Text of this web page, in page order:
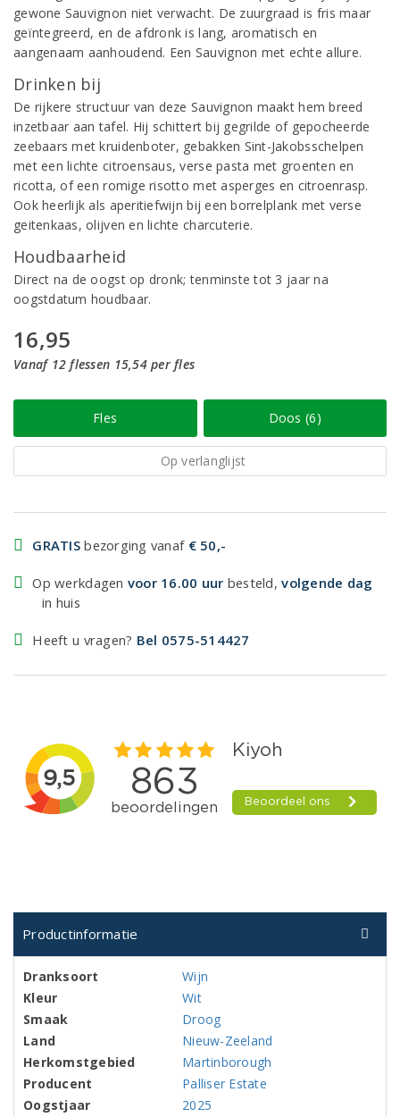
gewone Sauvignon niet verwacht. De zuurgraad is fris maar
geïntegreerd, en de afdronk is lang, aromatisch en
aangenaam aanhoudend. Een Sauvignon met echte allure.
Drinken bij
De rijkere structuur van deze Sauvignon maakt hem breed
inzetbaar aan tafel. Hij schittert bij gegrilde of gepocheerde
zeebaars met kruidenboter, gebakken Sint-Jakobsschelpen
met een lichte citroensaus, verse pasta met groenten en
ricotta, of een romige risotto met asperges en citroenrasp.
Ook heerlijk als aperitiefwijn bij een borrelplank met verse
geitenkaas, olijven en lichte charcuterie.
Houdbaarheid
Direct na de oogst op dronk; tenminste tot 3 jaar na
oogstdatum houdbaar.
16,95
Vanaf 12 flessen 15,54 per fles
Fles Doos (6)
Op verlanglijst
GRATIS bezorging vanaf € 50,-
Op werkdagen voor 16.00 uur besteld,volgende dag
in huis
Heeft u vragen? Bel 0575-514427
Productinformatie
Dranksoort
Wijn
Kleur
Wit
Smaak
Droog
Land
Nieuw-Zeeland
Herkomstgebied
Martinborough
Producent
Palliser Estate
Oogstjaar
2025